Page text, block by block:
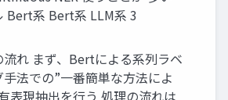
Bert系 Bert系 LLM系 3
流れ まず、Bertによる系列ラベ
手法での”一番簡単な方法によ